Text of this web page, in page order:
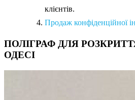
клієнтів.
Продаж конфіденційної
ПОЛІГРАФ ДЛЯ
ОДЕСІ